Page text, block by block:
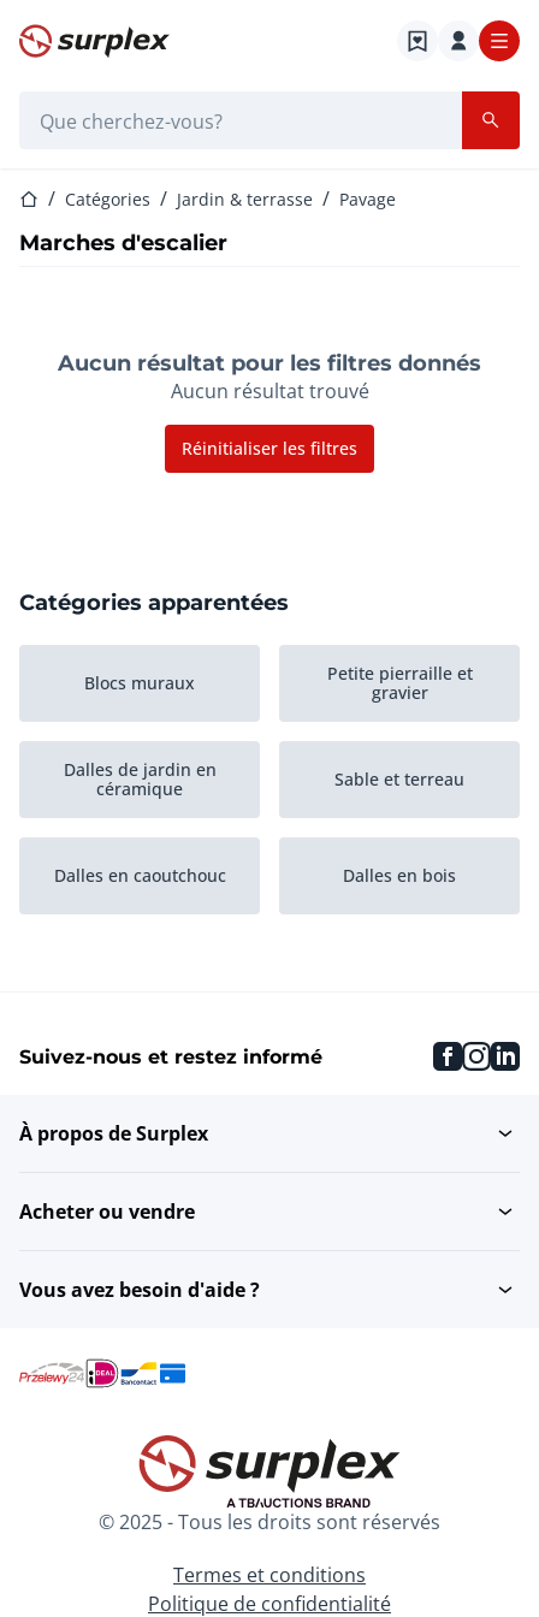
Page d'accueil
Page d'accueil
Catégories Jardin & terrasse Pavage
Marches d'escalier
Aucun résultat pour les filtres donnés
Aucun résultat trouvé
Réinitialiser les filtres
Catégories apparentées
Blocs muraux
Petite pierraille et
gravier
Dalles de jardin en
céramique
Sable et terreau
Dalles en caoutchouc Dalles en bois
Tiles Bordures
Suivez-nous et restez informé
À propos de Surplex
Acheter ou vendre
Vous avez besoin d'aide ?
© 2025 - Tous les droits sont réservés
Termes et conditions
Politique de confidentialité